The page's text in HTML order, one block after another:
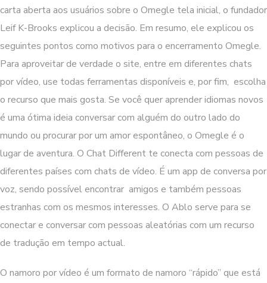
carta aberta aos usuários sobre o Omegle tela inicial, o fundador
Leif K-Brooks explicou a decisão. Em resumo, ele explicou os
seguintes pontos como motivos para o encerramento Omegle.
Para aproveitar de verdade o site, entre em diferentes chats
por vídeo, use todas ferramentas disponíveis e, por fim, escolha
o recurso que mais gosta. Se você quer aprender idiomas novos
é uma ótima ideia conversar com alguém do outro lado do
mundo ou procurar por um amor espontâneo, o Omegle é o
lugar de aventura. O Chat Different te conecta com pessoas de
diferentes países com chats de vídeo. É um app de conversa por
voz, sendo possível encontrar amigos e também pessoas
estranhas com os mesmos interesses. O Ablo serve para se
conectar e conversar com pessoas aleatórias com um recurso
de tradução em tempo actual.
O namoro por vídeo é um formato de namoro “rápido” que está